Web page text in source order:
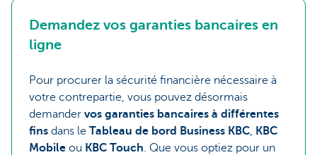
Demandez vos garanties bancaires en
ligne
Pour procurer la sécurité financière nécessaire à
votre contrepartie, vous pouvez désormais
demander vos garanties bancaires à différentes
fins dans le Tableau de bord Business KBC, KBC
Mobile ou KBC Touch. Que vous optiez pour un